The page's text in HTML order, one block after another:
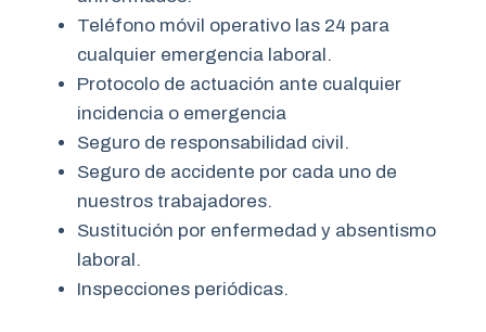
Teléfono móvil operativo las 24 para
cualquier emergencia laboral.
Protocolo de actuación ante cualquier
incidencia o emergencia
Seguro de responsabilidad civil.
Seguro de accidente por cada uno de
nuestros trabajadores.
Sustitución por enfermedad y absentismo
laboral.
Inspecciones periódicas.